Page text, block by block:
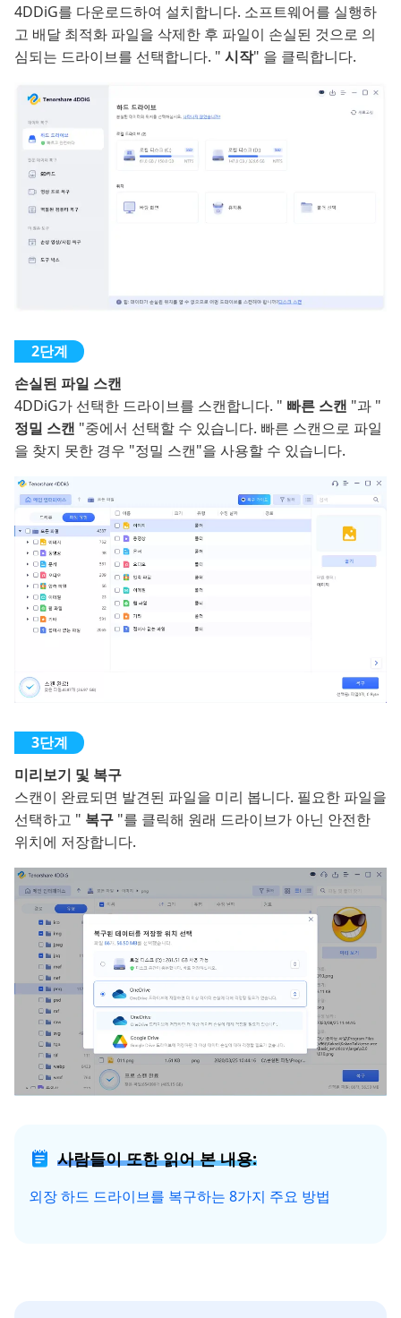
4DDiG를 다운로드하여 설치합니다. 소프트웨어를 실행하
고 배달 최적화 파일을 삭제한 후 파일이 손실된 것으로 의
심되는 드라이브를 선택합니다. " 시작" 을 클릭합니다.
손실된 파일 스캔
4DDiG가 선택한 드라이브를 스캔합니다. " 빠른 스캔 "과 "
정밀 스캔 "중에서 선택할 수 있습니다. 빠른 스캔으로 파일
을 찾지 못한 경우 "정밀 스캔"을 사용할 수 있습니다.
미리보기 및 복구
스캔이 완료되면 발견된 파일을 미리 봅니다. 필요한 파일을
선택하고 " 복구 "를 클릭해 원래 드라이브가 아닌 안전한
위치에 저장합니다.
사람들이 또한 읽어 본 내용:
외장 하드 드라이브를 복구하는 8가지 주요 방법